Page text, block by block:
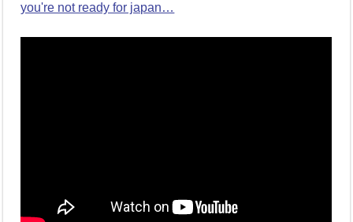
you're not ready for japan…